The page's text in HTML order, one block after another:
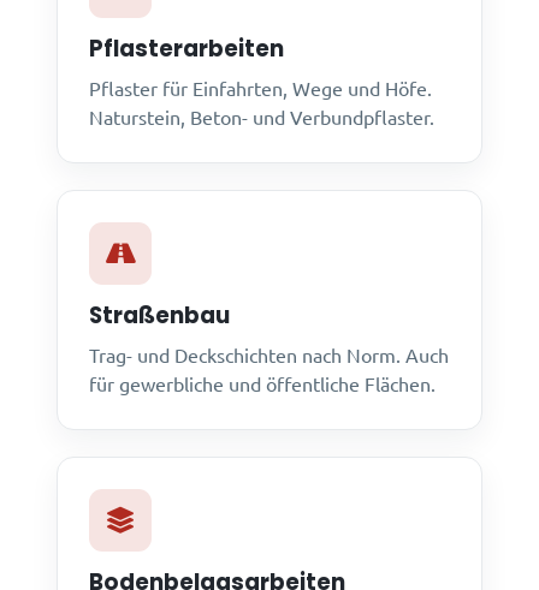
Pflasterarbeiten
Pflaster für Einfahrten, Wege und Höfe.
Naturstein, Beton- und Verbundpflaster.
Straßenbau
Trag- und Deckschichten nach Norm. Auch
für gewerbliche und öffentliche Flächen.
Bodenbelagsarbeiten